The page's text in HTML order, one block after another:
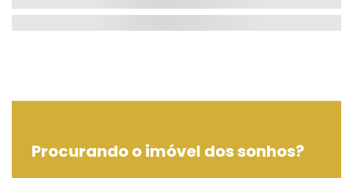
Procurando o imóvel dos sonhos?